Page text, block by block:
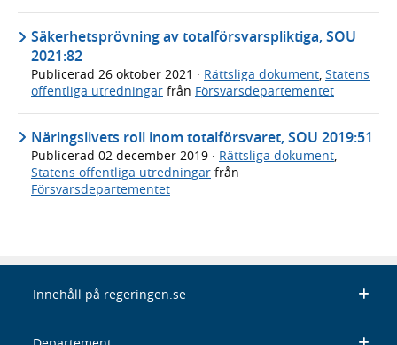
Säkerhetsprövning av totalförsvarspliktiga, SOU
2021:82
Publicerad 26 oktober 2021 · Rättsliga dokument, Statens
offentliga utredningar från Försvarsdepartementet
Näringslivets roll inom totalförsvaret, SOU 2019:51
Publicerad 02 december 2019 · Rättsliga dokument,
Statens offentliga utredningar från
Försvarsdepartementet
Innehåll på regeringen.se